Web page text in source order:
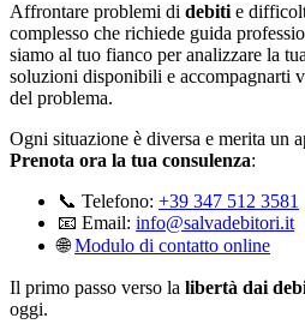
Affrontare problemi di debiti e
complesso che richiede guida
siamo al tuo fianco per analizzare la
soluzioni disponibili e accompagnarti
del problema.
Ogni situazione è diversa e merita un
Prenota ora la tua consulenza:
📞 Telefono: +39 347 512 3581
📧 Email: info@salvadebitori.it
🌐Modulo di contatto online
Il primo passo verso la libertà dai
oggi.